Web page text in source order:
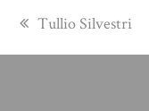
previous
Tullio Silvestri